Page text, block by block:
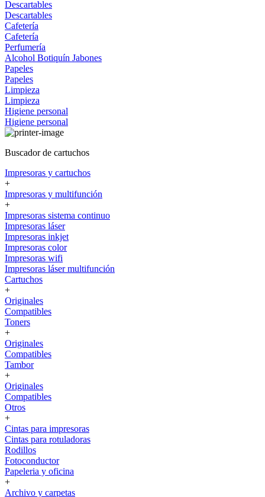
Descartables
Descartables
Cafetería
Cafetería
Perfumería
Alcohol Botiquín Jabones
Papeles
Papeles
Limpieza
Limpieza
Higiene personal
Higiene personal
Buscador de cartuchos
Impresoras y cartuchos
+
Impresoras y multifunción
+
Impresoras sistema continuo
Impresoras láser
Impresoras inkjet
Impresoras color
Impresoras wifi
Impresoras láser multifunción
Cartuchos
+
Originales
Compatibles
Toners
+
Originales
Compatibles
Tambor
+
Originales
Compatibles
Otros
+
Cintas para impresoras
Cintas para rotuladoras
Rodillos
Fotoconductor
Papeleria y oficina
+
Archivo y carpetas